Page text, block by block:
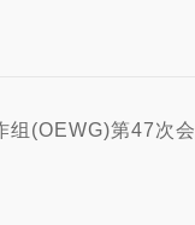
(OEWG)第47次